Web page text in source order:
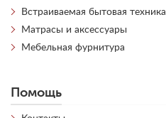
Встраиваемая бытовая техника
Матрасы и аксессуары
Мебельная фурнитура
Помощь